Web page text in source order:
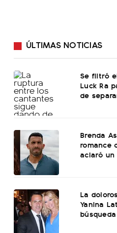
ÚLTIMAS NOTICIAS
Se filtró
Luck Ra
de
Brenda
romance
aclaró
La
Yanina